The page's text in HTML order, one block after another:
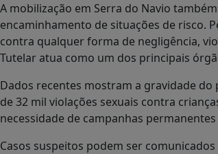
A mobilização em Serra do Navio
encaminhamento de situações de risco.
contra qualquer forma de negligência,
Tutelar atua como um dos principais
Dados recentes mostram a gravidade do
de 32 mil violações sexuais contra
necessidade de campanhas
Casos suspeitos podem ser